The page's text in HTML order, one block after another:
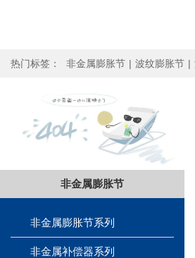
热门标签： 非金属膨胀节 | 波纹膨胀节 |
非金属膨胀节
非金属膨胀节系列
非金属补偿器系列